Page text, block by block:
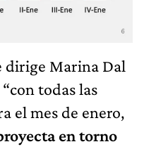
dirige Marina Dal
todas las
el mes de enero,
en torno